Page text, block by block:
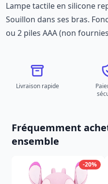
Lampe tactile en silicone
Souillon dans ses bras.
ou 2 piles AAA (non
Livraison rapide
Fréquemment
ensemble
-20%